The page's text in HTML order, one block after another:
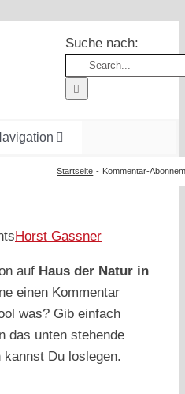
Suche nach:
Startseite Kommentar-
Horst Gassner
auf Haus der Natur in
einen Kommentar
was? Gib einfach
das unten stehende
Du loslegen.